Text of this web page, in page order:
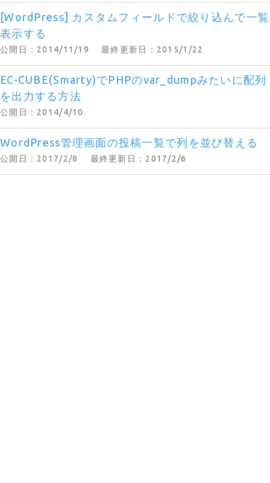
[WordPress] カスタムフィールドで絞り込んで一覧
表示する
公開日：2014/11/19 最終更新日：2015/1/22
EC-CUBE(Smarty)でPHPのvar_dumpみたいに配列
を出力する方法
公開日：2014/4/10
WordPress管理画面の投稿一覧で列を並び替える
公開日：2017/2/8 最終更新日：2017/2/6